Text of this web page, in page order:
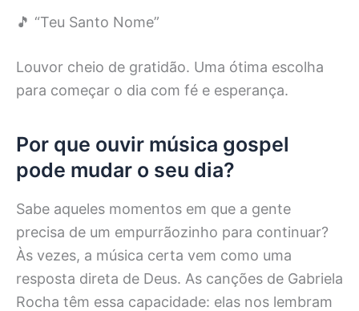
🎵 “Teu Santo Nome”
Louvor cheio de gratidão. Uma ótima escolha
para começar o dia com fé e esperança.
Por que ouvir música gospel
pode mudar o seu dia?
Sabe aqueles momentos em que a gente
precisa de um empurrãozinho para continuar?
Às vezes, a música certa vem como uma
resposta direta de Deus. As canções de Gabriela
Rocha têm essa capacidade: elas nos lembram